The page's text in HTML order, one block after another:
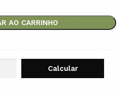
AO CARRINHO